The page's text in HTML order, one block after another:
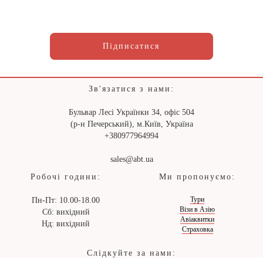
Підписатися
Зв'язатися з нами:
Бульвар Лесі Українки 34, офіс 504
(р-н Печерський), м.Київ, Україна
+380977964994
sales@abt.ua
Робочі години:
Пн-Пт: 10.00-18.00
Сб: вихідний
Нд: вихідний
Ми пропонуємо:
Тури
Візи в Азію
Авіаквитки
Страховка
Слідкуйте за нами: